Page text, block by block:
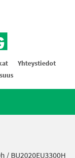
Yhteystiedot
/BU2020EU3300H